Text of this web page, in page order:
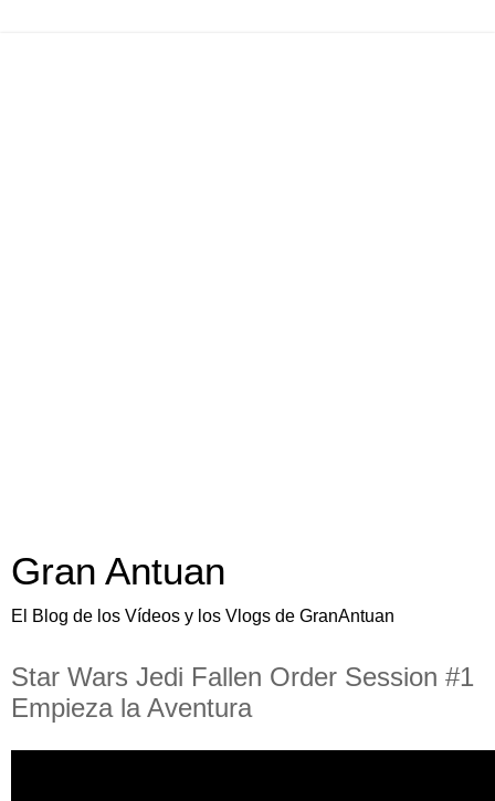
Gran Antuan
El Blog de los Vídeos y los Vlogs de GranAntuan
Star Wars Jedi Fallen Order Session #1
Empieza la Aventura